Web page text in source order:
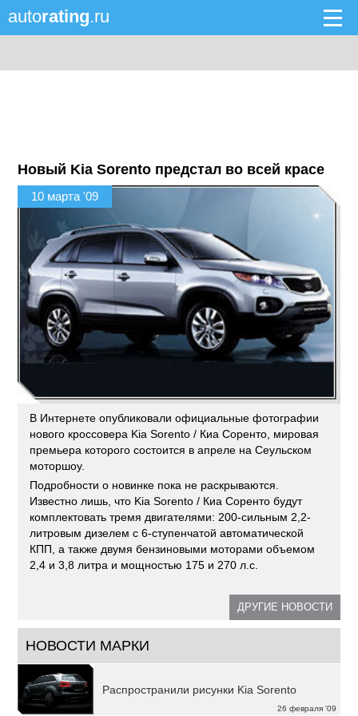
autorating.ru
Новый Kia Sorento предстал во всей красе
10 марта '09
В Интернете опубликовали официальные фотографии
нового кроссовера Kia Sorento / Киа Соренто, мировая
премьера которого состоится в апреле на Сеульском
моторшоу.
Подробности о новинке пока не раскрываются.
Известно лишь, что Kia Sorento / Киа Соренто будут
комплектовать тремя двигателями: 200-сильным 2,2-
литровым дизелем с 6-ступенчатой автоматической
КПП, а также двумя бензиновыми моторами объемом
2,4 и 3,8 литра и мощностью 175 и 270 л.с.
ДРУГИЕ НОВОСТИ
НОВОСТИ МАРКИ
26 февраля '09
Распространили рисунки Kia Sorento